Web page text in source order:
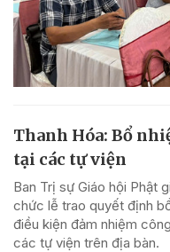
Thanh Hóa: Bổ
tại các tự viện
Ban Trị sự Giáo hội Phật
chức lễ trao quyết định
điều kiện đảm nhiệm
các tự viện trên địa bàn.